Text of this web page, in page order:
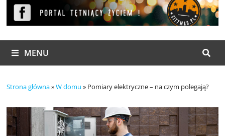
MENU
Strona główna»W domu » Pomiary elektryczne – na czym polegają?